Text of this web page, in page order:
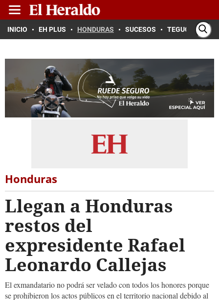
INICIO EH PLUS HONDURAS SUCESOS TEGUCIGALPA
Honduras
Llegan a Honduras
restos del
expresidente Rafael
Leonardo Callejas
El exmandatario no podrá ser velado con todos los honores porque
se prohibieron los actos públicos en el territorio nacional debido al